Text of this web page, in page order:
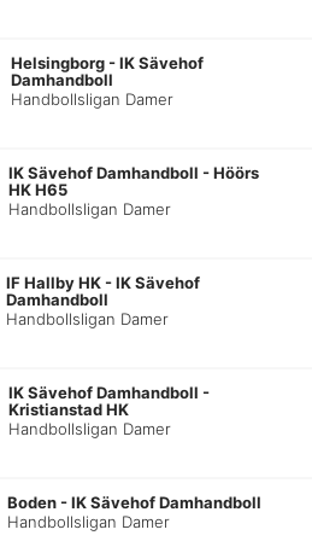
Helsingborg -IK Sävehof
Damhandboll
Handbollsligan Damer
IK Sävehof Damhandboll -Höörs
HK H65
Handbollsligan Damer
IF Hallby HK -IK Sävehof
Damhandboll
Handbollsligan Damer
IK Sävehof Damhandboll -
Kristianstad HK
Handbollsligan Damer
Boden -IK Sävehof Damhandboll
Handbollsligan Damer